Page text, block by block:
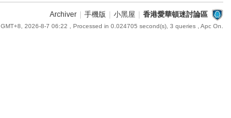
Archiver 手機版 小黑屋 香港愛華頓迷討論區
GMT+8, 2026-8-7 06:22 , Processed in 0.024705 second(s), 3 queries , Apc On.